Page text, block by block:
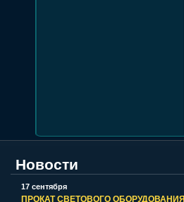
Новости
17 сентября
ПРОКАТ СВЕТОВОГО ОБОРУДОВАНИЯ